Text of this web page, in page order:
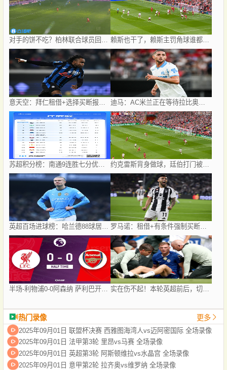
对手的饼不吃？柏林联合球员回传门将失误，吉拉西错失大单刀 赖斯也干了，赖斯主罚角球谁都没碰到直接开出底线
英超百场进球榜：哈兰德88球居首，希勒79球次席，范尼第三 罗马诺：租借+有条件强制买断，尤文冈萨雷斯转会马竞接近达协议
热门录像 更多
2025年09月01日 联盟杯决赛 西雅图海湾人vs迈阿密国际 全场录像
2025年09月01日 法甲第3轮 里昂vs马赛 全场录像
2025年09月01日 英超第3轮 阿斯顿维拉vs水晶宫 全场录像
2025年09月01日 意甲第2轮 拉齐奥vs维罗纳 全场录像